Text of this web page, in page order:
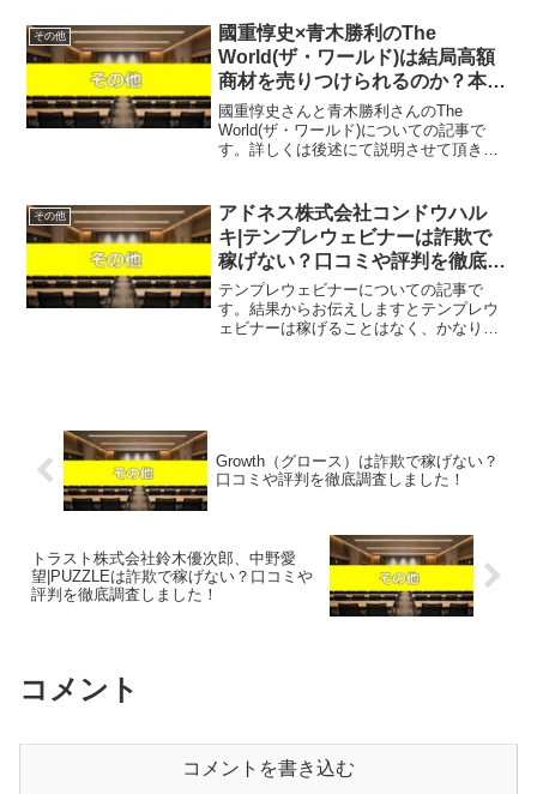
いという方は、自分が実際にやってい
て、稼げている案件を無...
その他
國重惇史×青木勝利のThe
World(ザ・ワールド)は結局高額
商材を売りつけられるのか？本当
に100億円が分配されるのか？
國重惇史さんと青木勝利さんのThe
World(ザ・ワールド)についての記事で
す。詳しくは後述にて説明させて頂きま
ん。じゃあ、稼げる案件を教えて欲しい
とい...
その他
アドネス株式会社コンドウハル
キ|テンプレウェビナーは詐欺で
稼げない？口コミや評判を徹底調
査しました！
テンプレウェビナーについての記事で
す。結果からお伝えしますとテンプレウ
ェビナーは稼げることはなく、かなりの
Growth（グロース）は詐欺で稼げない？
口コミや評判を徹底調査しました！
トラスト株式会社鈴木優次郎、中野愛
望|PUZZLEは詐欺で稼げない？口コミや
評判を徹底調査しました！
コメント
コメントを書き込む